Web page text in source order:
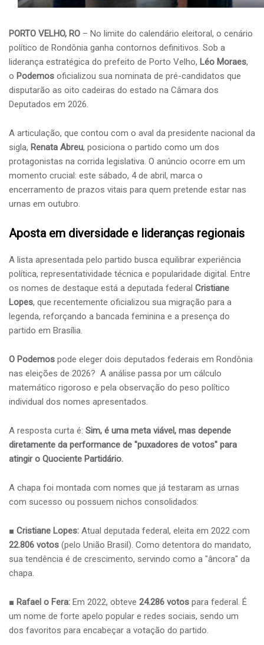
PORTO VELHO, RO – No limite do calendário eleitoral, o cenário
político de Rondônia ganha contornos definitivos. Sob a
liderança estratégica do prefeito de Porto Velho, Léo Moraes,
o Podemos oficializou sua nominata de pré-candidatos que
disputarão as oito cadeiras do estado na Câmara dos
Deputados em 2026.
​A articulação, que contou com o aval da presidente nacional da
sigla, Renata Abreu, posiciona o partido como um dos
protagonistas na corrida legislativa. O anúncio ocorre em um
momento crucial: este sábado, 4 de abril, marca o
encerramento de prazos vitais para quem pretende estar nas
urnas em outubro.
​Aposta em diversidade e lideranças regionais
​A lista apresentada pelo partido busca equilibrar experiência
política, representatividade técnica e popularidade digital. Entre
os nomes de destaque está a deputada federal Cristiane
Lopes, que recentemente oficializou sua migração para a
legenda, reforçando a bancada feminina e a presença do
partido em Brasília.
O Podemos pode eleger dois deputados federais em Rondônia
nas eleições de 2026? A análise passa por um cálculo
matemático rigoroso e pela observação do peso político
individual dos nomes apresentados.
​A resposta curta é: Sim, é uma meta viável, mas depende
diretamente da performance de "puxadores de votos" para
atingir o Quociente Partidário.
​A chapa foi montada com nomes que já testaram as urnas
com sucesso ou possuem nichos consolidados:
■ ​ Cristiane Lopes: Atual deputada federal, eleita em 2022 com
22.806 votos (pelo União Brasil). Como detentora do mandato,
sua tendência é de crescimento, servindo como a "âncora" da
chapa.
■ Rafael o Fera: Em 2022, obteve 24.286 votos para federal. É
um nome de forte apelo popular e redes sociais, sendo um
dos favoritos para encabeçar a votação do partido.